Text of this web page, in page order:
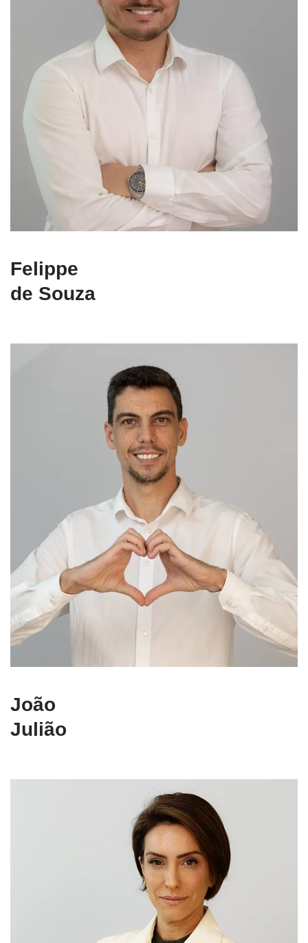
Felippe
de Souza
João
Julião